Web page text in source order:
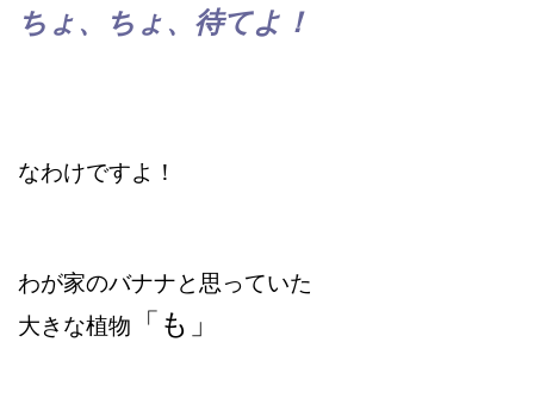
ちょ、ちょ、待てよ！
なわけですよ！
わが家のバナナと思っていた
大きな植物 「も」